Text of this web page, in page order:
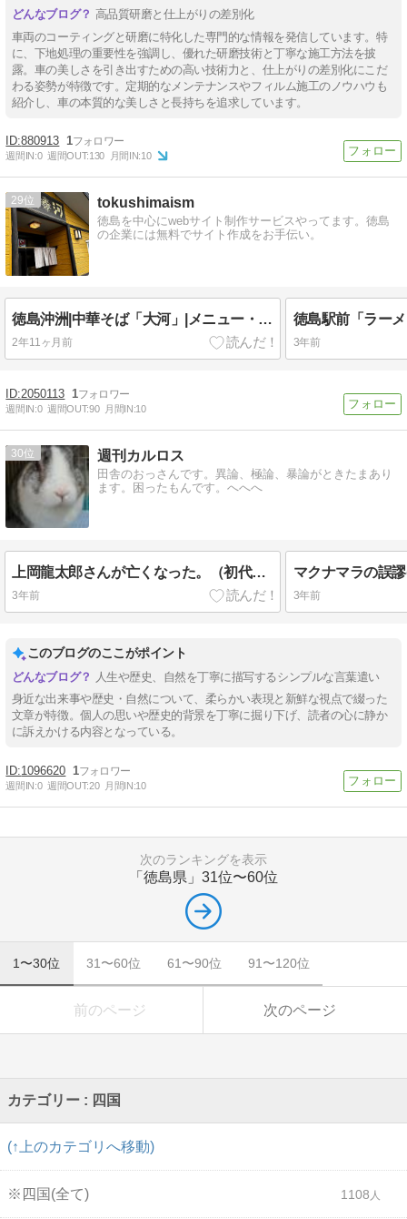
高品質研磨と仕上がりの差別化
車両のコーティングと研磨に特化した専門的な情報を発信しています。特
に、下地処理の重要性を強調し、優れた研磨技術と丁寧な施工方法を披
露。車の美しさを引き出すための高い技術力と、仕上がりの差別化にこだ
わる姿勢が特徴です。定期的なメンテナンスやフィルム施工のノウハウも
紹介し、車の本質的な美しさと長持ちを追求しています。
880913 1
週間IN:0 週間OUT:130 月間IN:10
29 tokushimaism
徳島を中心にwebサイト制作サービスやってます。徳島
の企業には無料でサイト作成をお手伝い。
徳島沖洲|中華そば「大河」|メニュー・感想・口コミまとめ
2年11ヶ月前 3年前
2050113 1
週間IN:0 週間OUT:90 月間IN:10
30 週刊カルロス
田舎のおっさんです。異論、極論、暴論がときたまあり
ます。困ったもんです。へへへ
上岡龍太郎さんが亡くなった。（初代・探偵ナイトスクープ局長）
3年前
マクナマラの誤
3年前
このブログのここがポイント
人生や歴史、自然を丁寧に描写するシンプルな言葉遣い
身近な出来事や歴史・自然について、柔らかい表現と新鮮な視点で綴った
文章が特徴。個人の思いや歴史的背景を丁寧に掘り下げ、読者の心に静か
に訴えかける内容となっている。
1096620 1
週間IN:0 週間OUT:20 月間IN:10
次のランキングを表示
「徳島県」 31位〜60位
1〜30位 31〜60位 61〜90位 91〜120位
前のページ 次のページ
カテゴリー : 四国
(↑上のカテゴリへ移動)
※四国(全て) 1108